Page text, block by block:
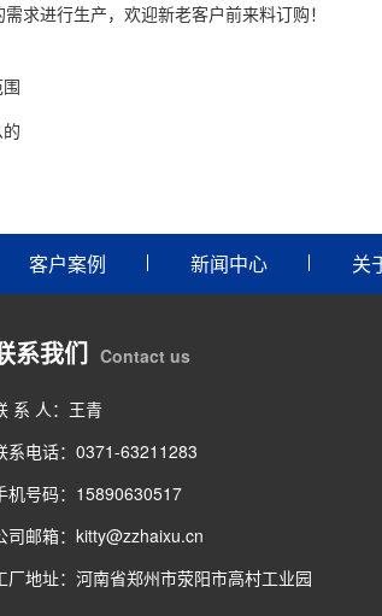
求进行生产，欢迎新老客户前来料订购！
客户案例 新闻中心 关
系我们 Contact us
系 人：王青
系电话：0371-63211283
机号码：15890630517
司邮箱：kitty@zzhaixu.cn
厂地址：河南省郑州市荥阳市高村工业园